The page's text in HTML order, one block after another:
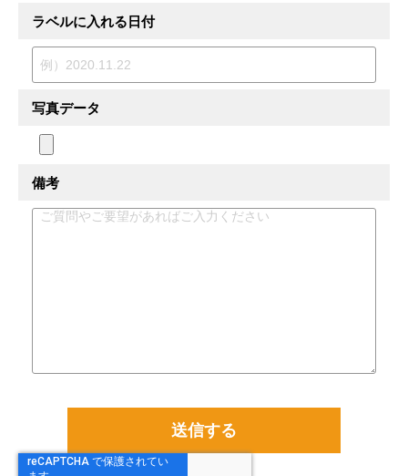
ラベルに入れる日付
写真データ
備考